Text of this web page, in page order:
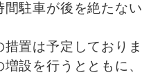
間駐車が後を絶たない
置は予定しておりま
設を行うとともに、